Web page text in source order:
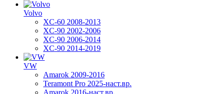
Volvo
XC-60 2008-2013
XC-90 2002-2006
XC-90 2006-2014
XC-90 2014-2019
VW
Amarok 2009-2016
Teramont Pro 2025-наст.вр.
Amarok 2016-наст.вр.